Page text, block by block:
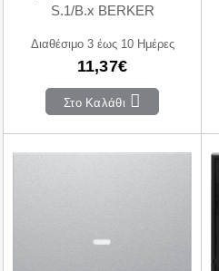
S.1/B.x BERKER
Διαθέσιμο 3 έως 10 Ημέρες
11,37€
Στο Καλάθι